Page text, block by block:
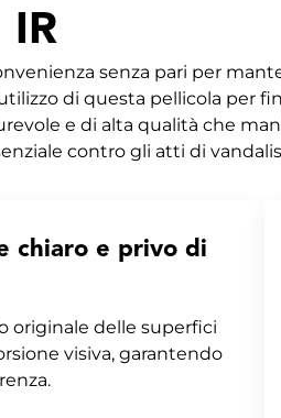
IR
senza pari per
di questa pellicola per
e di alta qualità che
contro gli atti di
chiaro e privo di
originale delle superfici
visiva, garantendo